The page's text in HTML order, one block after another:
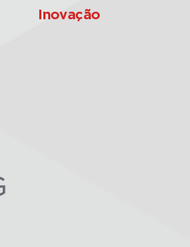
Inovação